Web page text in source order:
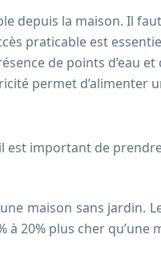
depuis la maison. Il
praticable est
de points d’eau
permet
est important de
maison sans
20% plus cher